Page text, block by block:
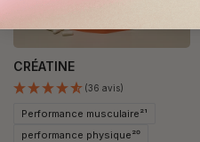
CRÉATINE
(36 avis)
Performance musculaire²¹
performance physique²⁰